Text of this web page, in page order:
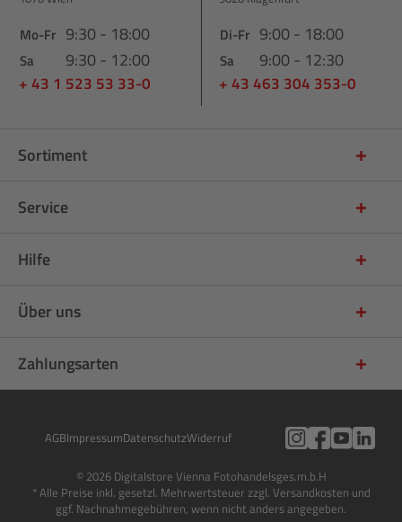
Mo-Fr 9:30 - 18:00
Sa 9:30 - 12:00
+ 43 1 523 53 33-0
Di-Fr 9:00 - 18:00
Sa 9:00 - 12:30
+ 43 463 304 353-0
Sortiment
Service
Hilfe
Über uns
Zahlungsarten
AGBImpressumDatenschutzWiderruf
© 2026 Digitalstore Vienna Fotohandelsges.m.b.H
* Alle Preise inkl. gesetzl. Mehrwertsteuer zzgl. Versandkosten und
ggf. Nachnahmegebühren, wenn nicht anders angegeben.